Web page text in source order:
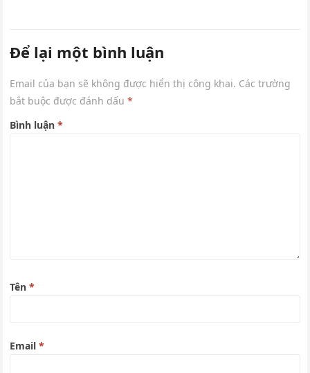
Để lại một bình luận
Email của bạn sẽ không được hiển thị công khai. Các trường
bắt buộc được đánh dấu*
Bình luận*
Tên*
Email*